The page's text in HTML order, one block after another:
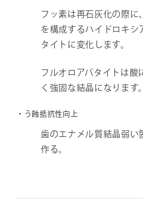
フッ素は再石灰化の際に
を構成するハイドロキシ
タイトに変化します。
フルオロアパタイトは酸
く強固な結晶になります。
・う蝕抵抗性向上
歯のエナメル質結晶弱い
作る。